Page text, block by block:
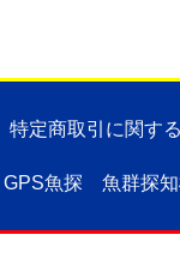
特定商取引に関す
GPS魚探 魚群探